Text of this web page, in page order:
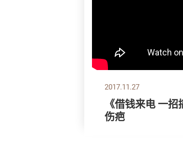
2017.11.27
《借钱来电 一
伤疤